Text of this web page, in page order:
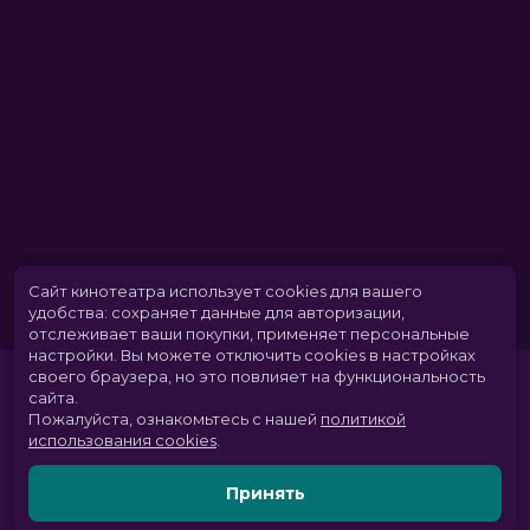
Сайт кинотеатра использует cookies для вашего
удобства: сохраняет данные для авторизации,
отслеживает ваши покупки, применяет персональные
настройки. Вы можете отключить cookies в настройках
своего браузера, но это повлияет на функциональность
сайта.
Пожалуйста, ознакомьтесь с нашей политикой
использования cookies
Принять